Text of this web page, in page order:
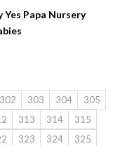
Yes Papa Nursery
302 303 304
305
313 314
315
323 324
325